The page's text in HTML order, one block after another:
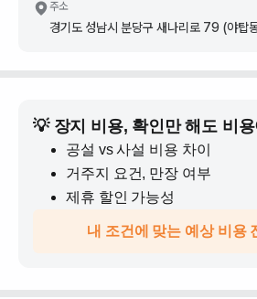
주소
경기도 성남시 분당구 새나리로 79 (야탑
💡 장지 비용, 확인만 해도 비
공설 vs 사설 비용 차이
거주지 요건, 만장 여부
제휴 할인 가능성
내 조건에 맞는 예상 비용